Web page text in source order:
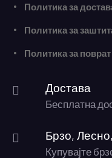
Политика за
Политика за
Политика за поврат
Достава
Бесплатна
Брзо,
Купувајте